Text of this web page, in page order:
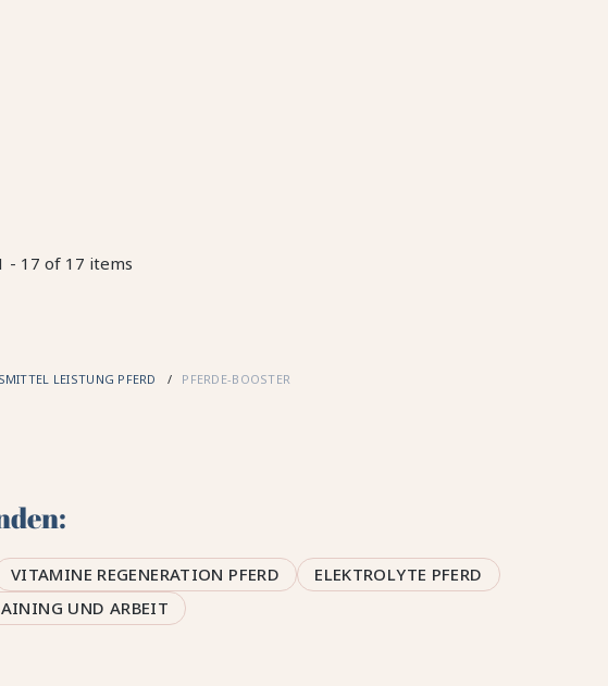
- 17 of 17 items
LEISTUNG PFERD PFERDE-BOOSTER
VITAMINE REGENERATION PFERD
ELEKTROLYTE PFERD
UND ARBEIT